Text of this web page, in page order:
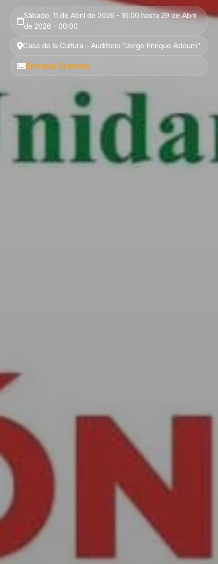
Sábado, 11 de Abril de 2026 - 16:00 hasta 29 de Abril
de 2026 - 00:00
Casa de la Cultura – Auditorio “Jorge Enrique Adoum”
Entrada Gratuita